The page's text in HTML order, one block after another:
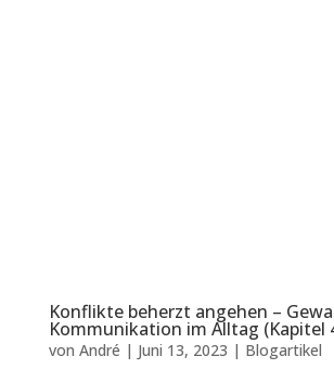
Konflikte beherzt angehen –
Kommunikation im Alltag (Kapitel
von André | Juni 13, 2023 | Blogartikel